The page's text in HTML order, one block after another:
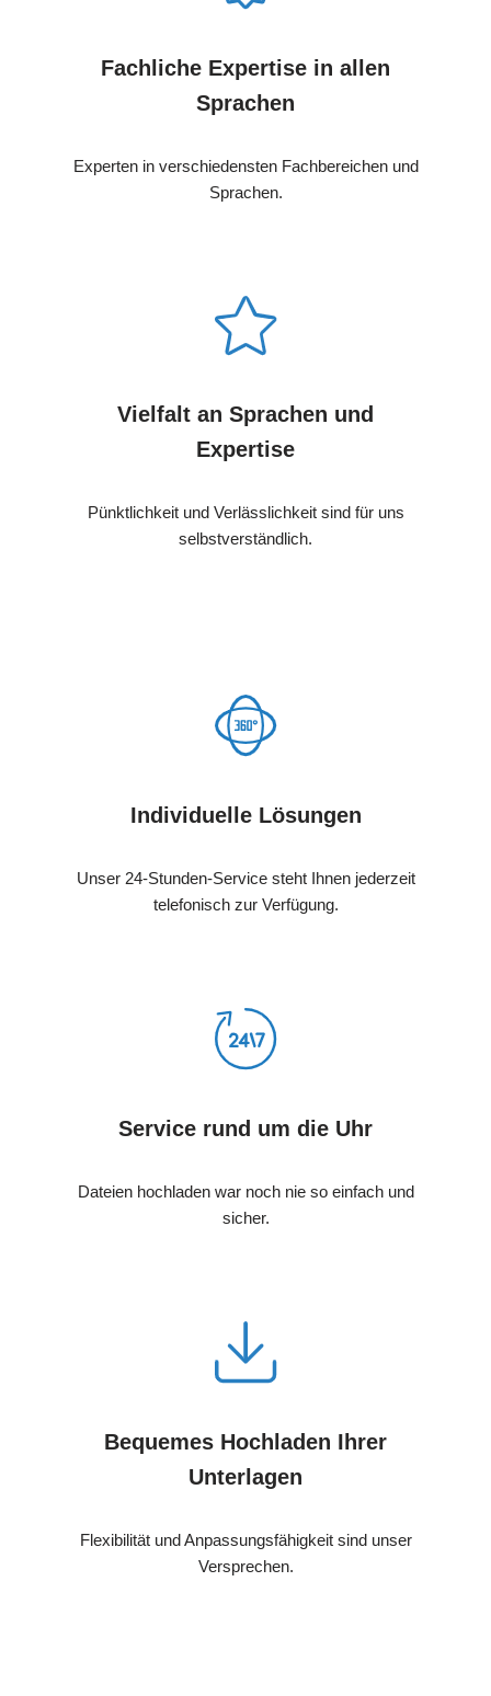
Fachliche Expertise in allen
Sprachen
Experten in verschiedensten Fachbereichen und
Sprachen.
Vielfalt an Sprachen und
Expertise
Pünktlichkeit und Verlässlichkeit sind für uns
selbstverständlich.
Individuelle Lösungen
Unser 24-Stunden-Service steht Ihnen jederzeit
telefonisch zur Verfügung.
Service rund um die Uhr
Dateien hochladen war noch nie so einfach und
sicher.
Bequemes Hochladen Ihrer
Unterlagen
Flexibilität und Anpassungsfähigkeit sind unser
Versprechen.